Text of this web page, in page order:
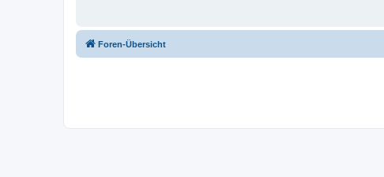
Foren-Übersicht